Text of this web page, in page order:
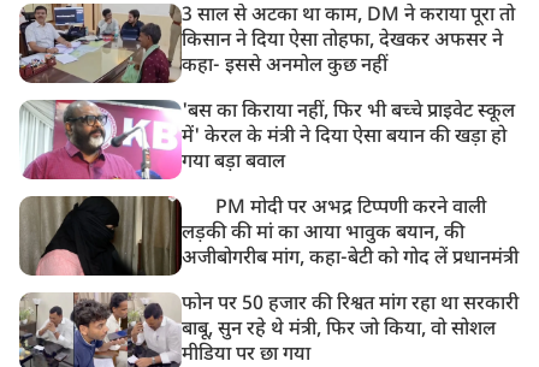
3 साल से अटका था काम, DM ने कराया पूरा तो
किसान ने दिया ऐसा तोहफा, देखकर अफसर ने
कहा- इससे अनमोल कुछ नहीं
'बस का किराया नहीं, फिर भी बच्चे प्राइवेट स्कूल
में' केरल के मंत्री ने दिया ऐसा बयान की खड़ा हो
गया बड़ा बवाल
PM मोदी पर अभद्र टिप्पणी करने वाली
लड़की की मां का आया भावुक बयान, की
अजीबोगरीब मांग, कहा-बेटी को गोद लें प्रधानमंत्री
फोन पर 50 हजार की रिश्वत मांग रहा था सरकारी
बाबू, सुन रहे थे मंत्री, फिर जो किया, वो सोशल
मीडिया पर छा गया